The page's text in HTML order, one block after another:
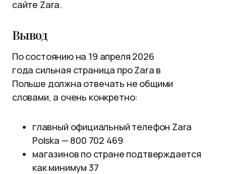
сайте Zara.
Вывод
По состоянию на 19 апреля 2026
года сильная страница про Zara в
Польше должна отвечать не общими
словами, а очень конкретно:
главный официальный телефон Zara
Polska — 800 702 469
магазинов по стране подтверждается
как минимум 37